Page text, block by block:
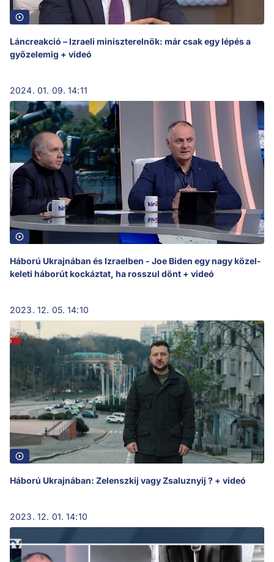
Láncreakció – Izraeli miniszterelnök: már csak egy lépés a
győzelemig + videó
2024. 01. 09. 14:11
Háború Ukrajnában és Izraelben - Joe Biden egy nagy közel-
keleti háborút kockáztat, ha rosszul dönt + videó
2023. 12. 05. 14:10
Háború Ukrajnában: Zelenszkij vagy Zsaluznyij ? + videó
2023. 12. 01. 14:10